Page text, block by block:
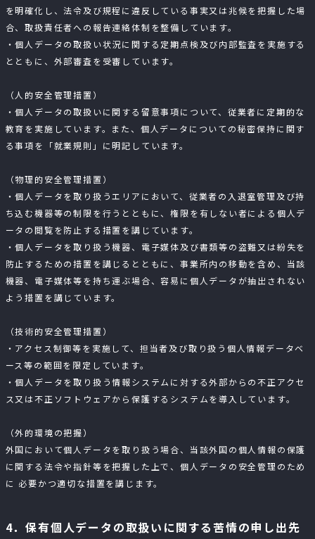
を明確化し、法令及び規程に違反している事実又は兆候を把握した場
合、取扱責任者への報告連絡体制を整備しています。
・個人データの取扱い状況に関する定期点検及び内部監査を実施する
とともに、外部審査を受審しています。
（人的安全管理措置）
・個人データの取扱いに関する留意事項について、従業者に定期的な
教育を実施しています。また、個人データについての秘密保持に関す
る事項を「就業規則」に明記しています。
（物理的安全管理措置）
・個人データを取り扱うエリアにおいて、従業者の入退室管理及び持
ち込む機器等の制限を行うとともに、権限を有しない者による個人デ
ータの閲覧を防止する措置を講じています。
・個人データを取り扱う機器、電子媒体及び書類等の盗難又は紛失を
防止するための措置を講じるとともに、事業所内の移動を含め、当該
機器、電子媒体等を持ち運ぶ場合、容易に個人データが抽出されない
よう措置を講じています。
（技術的安全管理措置）
・アクセス制御等を実施して、担当者及び取り扱う個人情報データベ
ース等の範囲を限定しています。
・個人データを取り扱う情報システムに対する外部からの不正アクセ
ス又は不正ソフトウェアから保護するシステムを導入しています。
（外的環境の把握）
外国において個人データを取り扱う場合、当該外国の個人情報の保護
に関する法令や指針等を把握した上で、個人データの安全管理のため
に 必要かつ適切な措置を講じます。
4．保有個人データの取扱いに関する苦情の申し出先